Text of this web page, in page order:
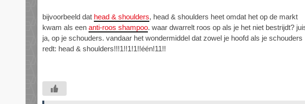
bijvoorbeeld dat head & shoulders, head & shoulders heet omdat het op de markt
kwam als een anti-roos shampoo. waar dwarrelt roos op als je het niet bestrijdt?
ja, op je schouders. vandaar het wondermiddel dat zowel je hoofd als je schouders
redt: head & shoulders!!!1!!1!1!!één!11!!